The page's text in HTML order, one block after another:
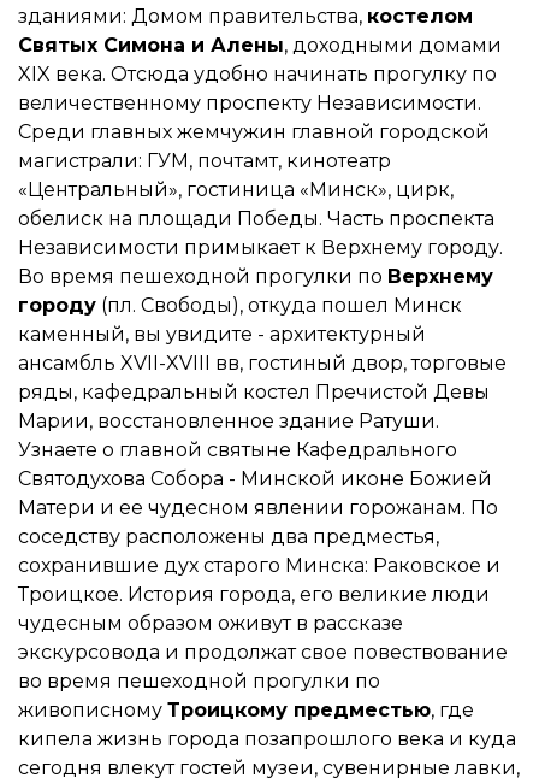
зданиями: Домом правительства, костелом
Святых Симона и Алены, доходными домами
XIX века. Отсюда удобно начинать прогулку по
величественному проспекту Независимости.
Среди главных жемчужин главной городской
магистрали: ГУМ, почтамт, кинотеатр
«Центральный», гостиница «Минск», цирк,
обелиск на площади Победы. Часть проспекта
Независимости примыкает к Верхнему городу.
Во время пешеходной прогулки по Верхнему
городу (пл. Свободы), откуда пошел Минск
каменный, вы увидите - архитектурный
ансамбль XVII-XVIII вв, гостиный двор, торговые
ряды, кафедральный костел Пречистой Девы
Марии, восстановленное здание Ратуши.
Узнаете о главной святыне Кафедрального
Святодухова Собора - Минской иконе Божией
Матери и ее чудесном явлении горожанам. По
соседству расположены два предместья,
сохранившие дух старого Минска: Раковское и
Троицкое. История города, его великие люди
чудесным образом оживут в рассказе
экскурсовода и продолжат свое повествование
во время пешеходной прогулки по
живописному Троицкому предместью, где
кипела жизнь города позапрошлого века и куда
сегодня влекут гостей музеи, сувенирные лавки,